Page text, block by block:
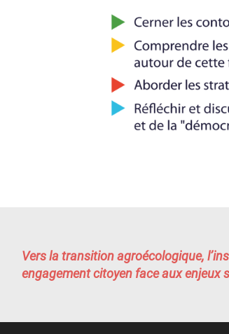
Vers la transition agroécologique,
engagement citoyen face aux enjeux